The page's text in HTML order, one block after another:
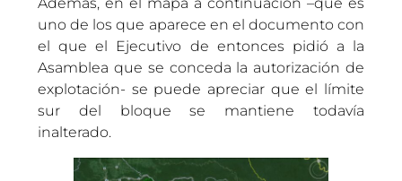
uno de los que aparece en el documento con
el que el Ejecutivo de entonces pidió a la
Asamblea que se conceda la autorización de
explotación- se puede apreciar que el límite
sur del bloque se mantiene todavía
inalterado.